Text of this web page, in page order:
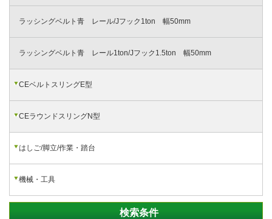
ラッシングベルト青 レール/Jフック1ton 幅50mm
ラッシングベルト青 レール1ton/Jフック1.5ton 幅50mm
CEベルトスリングE型
CEラウンドスリングN型
はしご/脚立/作業・踏台
機械・工具
検索条件